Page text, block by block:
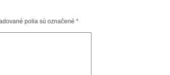
polia sú označené *